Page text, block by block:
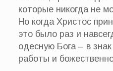
которые никогда не
Но когда Христос
это было раз и
одесную Бога – в
работы и